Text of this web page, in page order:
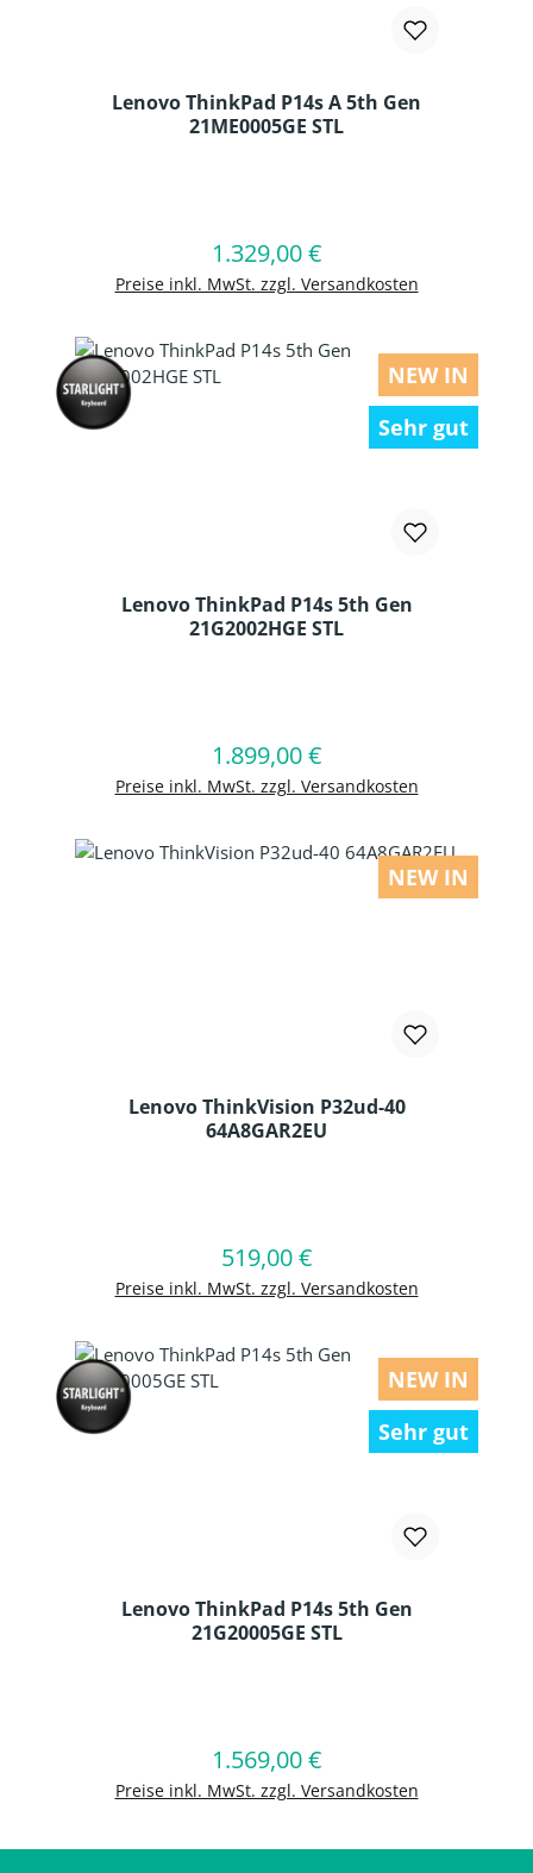
Lenovo ThinkPad P14s A 5th Gen
21ME0005GE STL
Regulärer Preis:
1.329,00 €
Preise inkl. MwSt. zzgl. Versandkosten
In den Warenkorb
NEW IN
Sehr gut
Lenovo ThinkPad P14s 5th Gen
21G2002HGE STL
Regulärer Preis:
1.899,00 €
Preise inkl. MwSt. zzgl. Versandkosten
In den Warenkorb
NEW IN
Lenovo ThinkVision P32ud-40
64A8GAR2EU
Regulärer Preis:
519,00 €
Preise inkl. MwSt. zzgl. Versandkosten
In den Warenkorb
NEW IN
Sehr gut
Lenovo ThinkPad P14s 5th Gen
21G20005GE STL
Regulärer Preis:
1.569,00 €
Preise inkl. MwSt. zzgl. Versandkosten
In den Warenkorb